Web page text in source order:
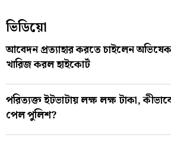
ভিডিয়ো
আবেদন প্রত্যাহার করতে চাইলেন
খারিজ করল হাইকোর্ট
পরিত্যক্ত ইটভাটায় লক্ষ লক্ষ টাকা,
পেল পুলিশ?